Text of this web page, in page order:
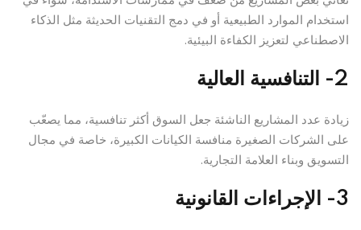
استخدام الموارد الطبيعية أو في دمج التقنيات الحديثة مثل الذكاء
الاصطناعي لتعزيز الكفاءة البيئية.
2- التنافسية العالية
زيادة عدد المشاريع الناشئة جعل السوق أكثر تنافسية، مما يصعّب
على الشركات الصغيرة منافسة الكيانات الكبيرة، خاصة في مجال
التسويق وبناء العلامة التجارية.
3- الإجراءات القانونية